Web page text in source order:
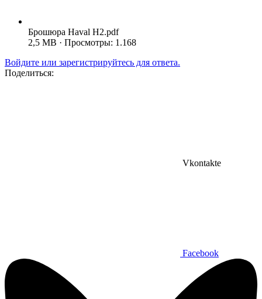
Брошюра Haval H2.pdf
2,5 MB · Просмотры: 1.168
Войдите или зарегистрируйтесь для ответа.
Поделиться:
Vkontakte
Facebook